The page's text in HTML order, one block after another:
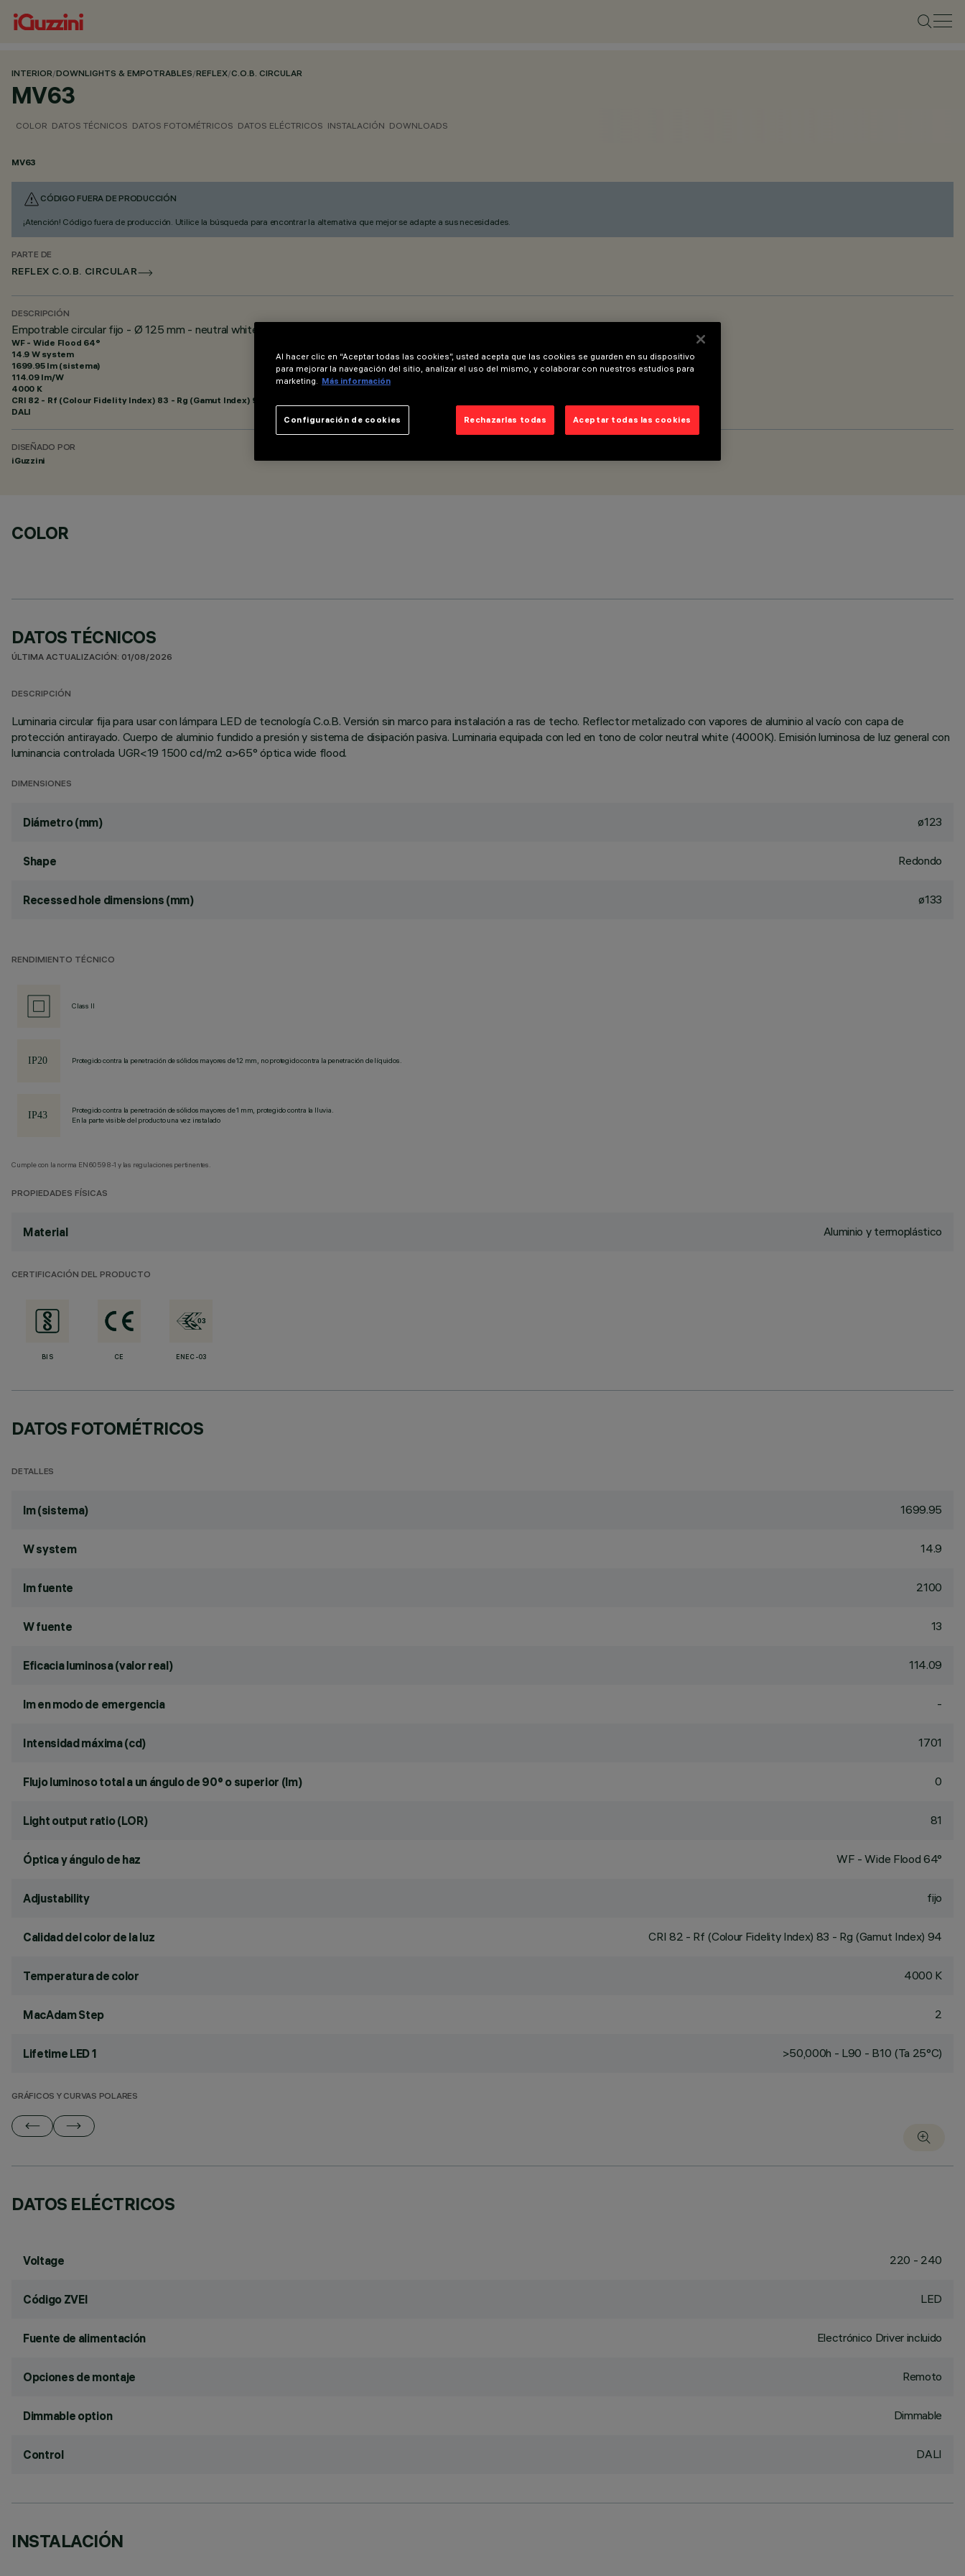
INTERIOR/DOWNLIGHTS & EMPOTRABLES/REFLEX/C.O.B. CIRCULAR
MV63
COLOR DATOS TÉCNICOS DATOS FOTOMÉTRICOS DATOS ELÉCTRICOS INSTALACIÓN DOWNLOADS
MV63
CÓDIGO FUERA DE PRODUCCIÓN
¡Atención! Código fuera de producción. Utilice la búsqueda para encontrar la alternativa que mejor se adapte a sus necesidades.
PARTE DE
REFLEX C.O.B. CIRCULAR
DESCRIPCIÓN
Empotrable circular fijo - Ø 125 mm - neutral white - óptica wide flood - UGR<19
WF - Wide Flood 64°
14.9 W system
1699.95 lm (sistema)
114.09 lm/W
4000 K
CRI 82 - Rf (Colour Fidelity Index) 83 - Rg (Gamut Index) 94
DALI
DISEÑADO POR
iGuzzini
COLOR
DATOS TÉCNICOS
ÚLTIMA ACTUALIZACIÓN: 01/08/2026
DESCRIPCIÓN
Luminaria circular fija para usar con lámpara LED de tecnología C.o.B. Versión sin marco para instalación a ras de techo. Reflector metalizado con vapores de aluminio al vacío con capa de
protección antirayado. Cuerpo de aluminio fundido a presión y sistema de disipación pasiva. Luminaria equipada con led en tono de color neutral white (4000K). Emisión luminosa de luz general con
luminancia controlada UGR<19 1500 cd/m2 α>65° óptica wide flood.
DIMENSIONES
Diámetro (mm) ø123
Shape Redondo
Recessed hole dimensions (mm) ø133
RENDIMIENTO TÉCNICO
Class II
Protegido contra la penetración de sólidos mayores de 12 mm, no protegido contra la penetración de líquidos.
Protegido contra la penetración de sólidos mayores de 1 mm, protegido contra la lluvia.
En la parte visible del producto una vez instalado
Cumple con la norma EN60598-1 y las regulaciones pertinentes.
PROPIEDADES FÍSICAS
Material Aluminio y termoplástico
CERTIFICACIÓN DEL PRODUCTO
BIS CE ENEC-03
DATOS FOTOMÉTRICOS
DETALLES
lm (sistema) 1699.95
W system 14.9
lm fuente 2100
W fuente 13
Eficacia luminosa (valor real) 114.09
lm en modo de emergencia -
Intensidad máxima (cd) 1701
Flujo luminoso total a un ángulo de 90° o superior (lm) 0
Light output ratio (LOR) 81
Óptica y ángulo de haz WF - Wide Flood 64°
Adjustability fijo
Calidad del color de la luz CRI 82 - Rf (Colour Fidelity Index) 83 - Rg (Gamut Index) 94
Temperatura de color 4000 K
MacAdam Step 2
Lifetime LED 1 >50,000h - L90 - B10 (Ta 25°C)
GRÁFICOS Y CURVAS POLARES
DATOS ELÉCTRICOS
Voltage 220 - 240
Código ZVEI LED
Fuente de alimentación Electrónico Driver incluido
Opciones de montaje Remoto
Dimmable option Dimmable
Control DALI
INSTALACIÓN
Al hacer clic en “Aceptar todas las cookies”, usted acepta que las cookies se guarden en su dispositivo
para mejorar la navegación del sitio, analizar el uso del mismo, y colaborar con nuestros estudios para
marketing. Más información
Rechazarlas todas Aceptar todas las cookies
Configuración de cookies